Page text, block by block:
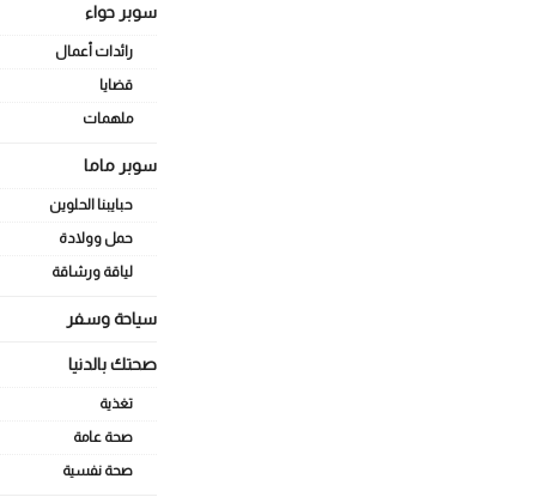
سوبر حواء
رائدات أعمال
قضايا
ملهمات
سوبر ماما
حبايبنا الحلوين
حمل وولادة
لياقة ورشاقة
سياحة وسفر
صحتك بالدنيا
تغذية
صحة عامة
صحة نفسية